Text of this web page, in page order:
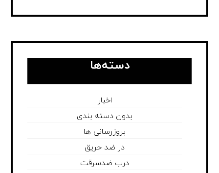
دسته‌ها
اخبار
بدون دسته بندی
بروزرسانی ها
در ضد حریق
درب ضدسرقت